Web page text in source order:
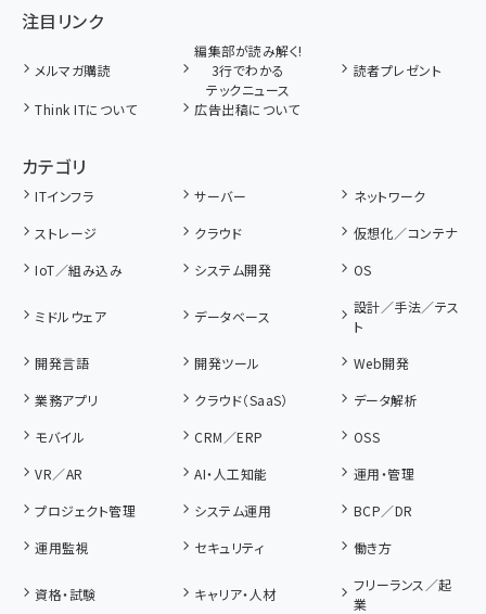
注目リンク
メルマガ購読
編集部が読み解く!
3行でわかる
テックニュース
読者プレゼント
Think ITについて 広告出稿について
カテゴリ
ITインフラ サーバー
ネットワーク
ストレージ
クラウド
仮想化／コンテナ
IoT／組み込み
システム開発 OS
ミドルウェア データベース
設計／手法／テス
ト
開発言語
開発ツール
Web開発
業務アプリ
クラウド（SaaS）
データ解析
モバイル
CRM／ERP
OSS
VR／AR
AI・人工知能
運用・管理
プロジェクト管理
システム運用
BCP／DR
運用監視
セキュリティ 働き方
資格・試験 キャリア・人材
フリーランス／起
業